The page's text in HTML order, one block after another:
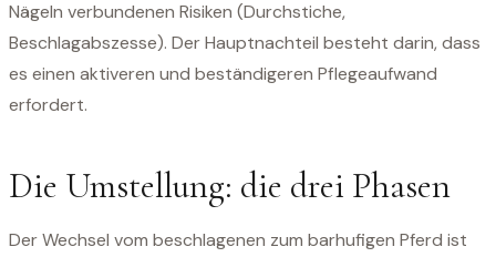
Nägeln verbundenen Risiken (Durchstiche,
Beschlagabszesse). Der Hauptnachteil besteht darin, dass
es einen aktiveren und beständigeren Pflegeaufwand
erfordert.
Die Umstellung: die drei Phasen
Der Wechsel vom beschlagenen zum barhufigen Pferd ist